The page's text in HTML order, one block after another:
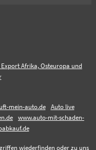
Afrika, Osteuropa und
mein-auto.de
Auto live
www.auto-mit-schaden-
wiederfinden oder zu uns